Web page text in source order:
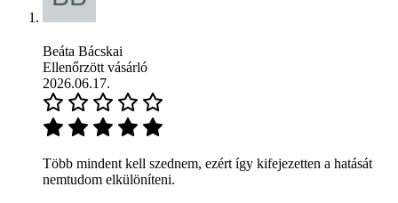
Beáta Bácskai
Ellenőrzött vásárló
2026.06.17.
Több mindent kell szednem, ezért így kifejezetten a hatását
nemtudom elkülöníteni.